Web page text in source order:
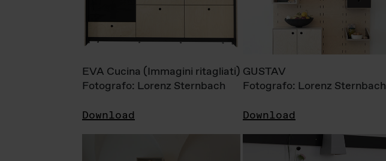
EVA Cucina (Immagini ritagliati)
Fotografo: Lorenz Sternbach
Download
GUSTAV
Fotografo: Lorenz Sternbach
Download